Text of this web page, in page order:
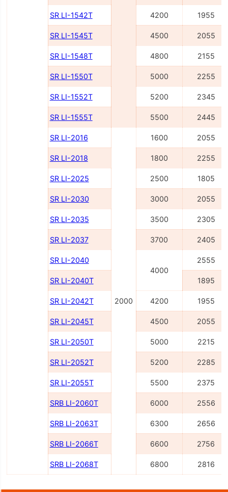
SR LI-1542Т 4200 1955
SR LI-1545Т 4500 2055
SR LI-1548Т 4800 2155
SR LI-1550Т 5000 2255
SR LI-1552Т 5200 2345
SR LI-1555Т 5500 2445
SR LI-2016
2000
1600 2055
SR LI-2018 1800 2255
SR LI-2025 2500 1805
SR LI-2030 3000 2055
SR LI-2035 3500 2305
SR LI-2037 3700 2405
SR LI-2040
4000
2555
SR LI-2040Т 1895
SR LI-2042Т 4200 1955
SR LI-2045Т 4500 2055
SR LI-2050Т 5000 2215
SR LI-2052Т 5200 2285
SR LI-2055Т 5500 2375
SRB LI-2060Т 6000 2556
SRB LI-2063Т 6300 2656
SRB LI-2066Т 6600 2756
SRB LI-2068Т 6800 2816